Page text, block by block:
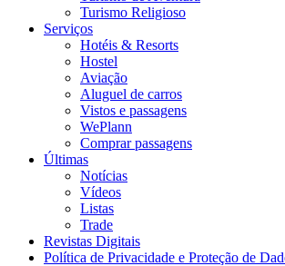
Turismo Religioso
Serviços
Hotéis & Resorts
Hostel
Aviação
Aluguel de carros
Vistos e passagens
WePlann
Comprar passagens
Últimas
Notícias
Vídeos
Listas
Trade
Revistas Digitais
Política de Privacidade e Proteção de